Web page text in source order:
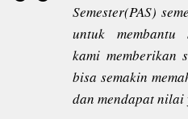
Semester(PAS)
untuk membantu
kami memberikan
bisa semakin
dan mendapat nilai